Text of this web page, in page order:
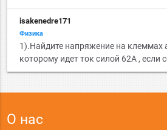
isakenedre171
Физика
1).Найдите напряжение на клеммах
которому идет ток силой 62А , если
О нас